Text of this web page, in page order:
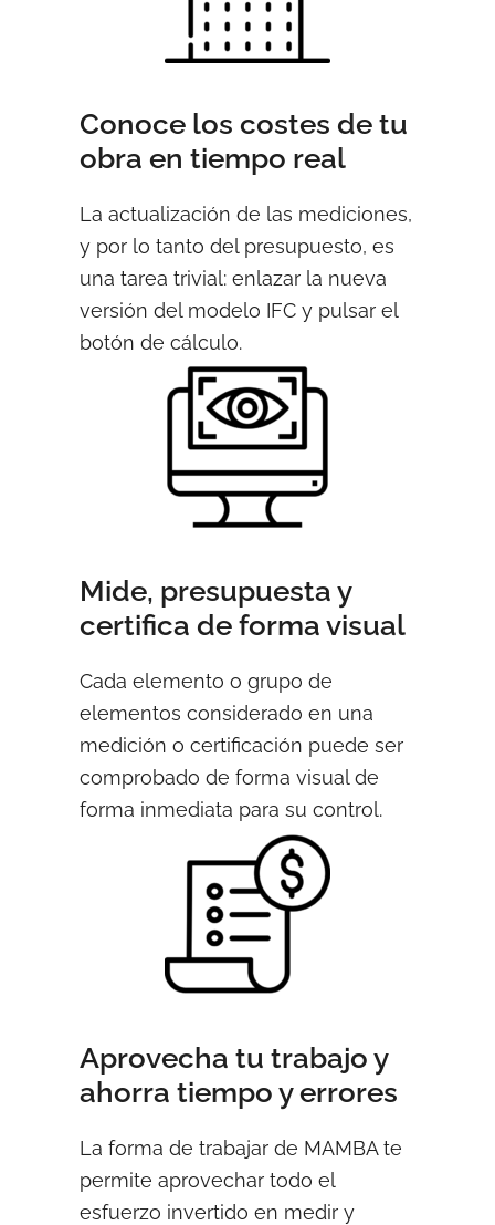
Conoce los costes de tu
obra en tiempo real
La actualización de las mediciones,
y por lo tanto del presupuesto, es
una tarea trivial: enlazar la nueva
versión del modelo IFC y pulsar el
botón de cálculo.
Mide, presupuesta y
certifica de forma visual
Cada elemento o grupo de
elementos considerado en una
medición o certificación puede ser
comprobado de forma visual de
forma inmediata para su control.
Aprovecha tu trabajo y
ahorra tiempo y errores
La forma de trabajar de MAMBA te
permite aprovechar todo el
esfuerzo invertido en medir y